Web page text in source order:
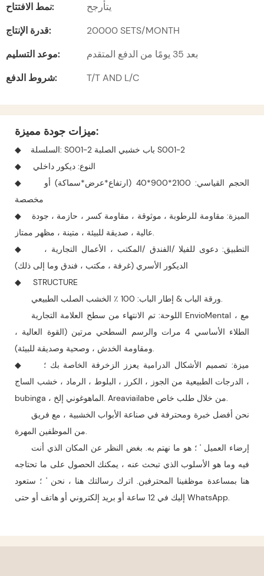
نمط الافتتاح:
يتأرجح
قدرة الإنتاج:
20000 SETS/MONTH
موعد التسليم:
بعد 35 يومًا من الدفع المتقدم
شروط الدفع:
T/T AND L/C
ميزات جودة مميزة:
◆ السلسلة: S001-2 باب خشبي الصلبة S001-2
◆ النوع: ديكور داخلي
◆ الحجم القياسي: 2100*900*40 (ارتفاع*عرض*سماكة) أو
مخصصة
◆ الميزة: مقاومة للرطوبة ، موثوقة ، مقاومة كسر ، حازمة ، جودة
عالية ، صديقة للبيئة ، متينة ، مظهر ممتاز.
◆ التطبيق: دعوى للفيلا /الفندق /المكتب ، الأعمال التجارية ،
الديكور الأسري (غرفة ، مكتب ، فندق وما إلى ذلك)
◆ STRUCTURE
ورقة الباب & إطار الباب: 100 ٪ الخشب الصلب الطبيعي.
اللوحة: تم الانتهاء من سطح العلامة التجارية EnvioMental ، مع
الطلاء الأساسي 4 مرات والرسم السطحي مرتين (القوة العالية ،
ومقاومة الخدش ، وصحية وصديقة للبيئة).
◆ ميزة: تصميم الأشكال الدرامية يعزز الزخرفة الخاصة بك ؛
الدرجات الطبيعية من الجوز ، الكرز ، البلوط ، الرماد ، خشب الساج ،
bubinga ، الماهوغوني إلخ. Areaviailabe من خلال طلب خاص.
نحن أفضل خبرة ومحترفة في صناعة الأبواب الخشبية ، مع فريق
من الموظفين المهرة.
إرضاء العميل ' ؛ هو ما نهتم به. بغض النظر عن المكان الذي أنت
فيه وما هو الأسلوب الذي تبحث عنه ، يمكنك الحصول على ما تحتاجه
هنا بمساعدة موظفينا المحترفين. اترك رسالتك هنا ، نحن ' ؛ ستعود
إليك في 12 ساعة أو بريد إلكتروني أو هاتف أو حتى WhatsApp.